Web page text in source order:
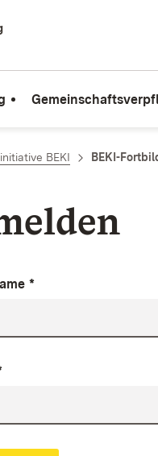
BEKI BEKI-
*